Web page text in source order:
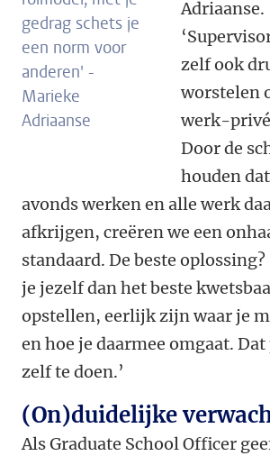
gedrag schets je
een norm voor
anderen' -
Marieke
Adriaanse
Adriaanse.
zelf ook
worstelen
werk-
Door de
houden
avonds werken en alle werk
afkrijgen, creëren we een
standaard. De beste
je jezelf dan het beste
opstellen, eerlijk zijn waar je
en hoe je daarmee omgaat.
zelf te doen.’
(On)duidelijke
Als Graduate School Officer